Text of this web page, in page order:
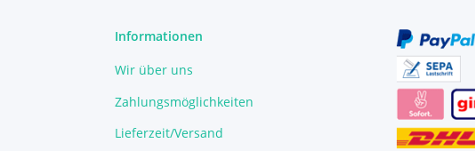
Informationen
Wir über uns
Zahlungsmöglichkeiten
Lieferzeit/Versand